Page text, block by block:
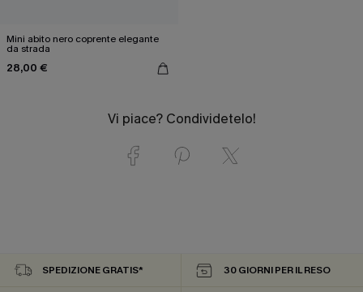
Mini abito nero coprente elegante
da strada
28,00 €
Vi piace? Condividetelo!
SPEDIZIONE GRATIS* 30 GIORNI PER IL RESO